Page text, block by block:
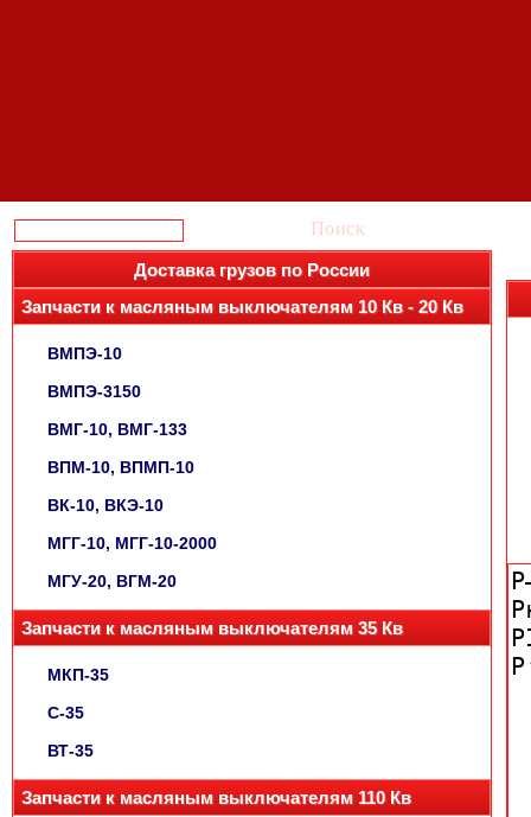
Поиск
Доставка грузов по России
Запчасти к масляным выключателям 10 Кв - 20 Кв
ВМПЭ-10
ВМПЭ-3150
ВМГ-10, ВМГ-133
ВПМ-10, ВПМП-10
ВК-10, ВКЭ-10
МГГ-10, МГГ-10-2000
МГУ-20, ВГМ-20
Запчасти к масляным выключателям 35 Кв
МКП-35
С-35
ВТ-35
Запчасти к масляным выключателям 110 Кв